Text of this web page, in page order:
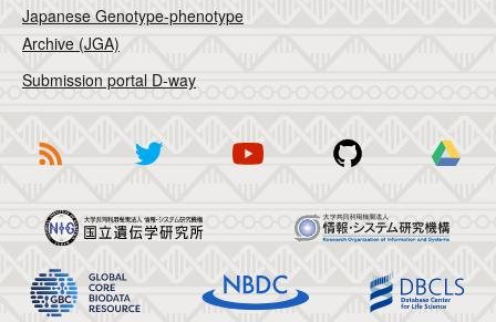
Japanese Genotype-phenotype
Archive (JGA)
Submission portal D-way